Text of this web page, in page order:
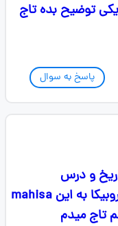
توضیح بده تاج
پاسخ به سوال
ها من خلاصه درس ۱تا ۶تاریخ و درس
۶۷۸جامعه دهم هر کی داره برام تو روبیکا به این mahisa